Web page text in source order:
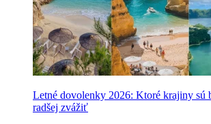
Letné dovolenky 2026: Ktoré krajiny sú
radšej zvážiť